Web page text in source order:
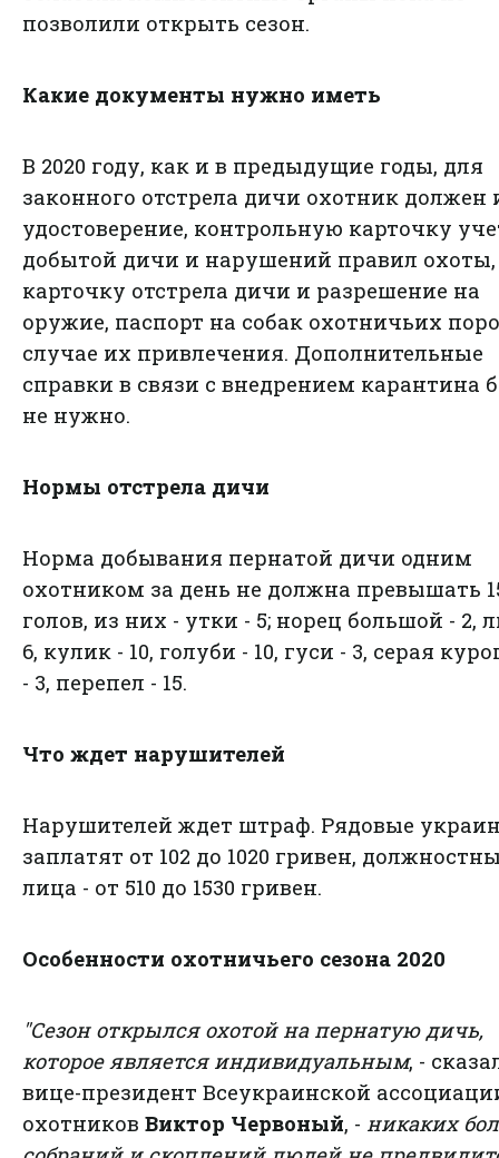
позволили открыть сезон.
Какие документы нужно иметь
В 2020 году, как и в предыдущие годы, для
законного отстрела дичи охотник должен
удостоверение, контрольную карточку
добытой дичи и нарушений правил охоты,
карточку отстрела дичи и разрешение на
оружие, паспорт на собак охотничьих
случае их привлечения. Дополнительные
справки в связи с внедрением карантина
не нужно.
Нормы отстрела дичи
Норма добывания пернатой дичи одним
охотником за день не должна превышать
голов, из них - утки - 5; норец большой - 2,
6, кулик - 10, голуби - 10, гуси - 3, серая
- 3, перепел - 15.
Что ждет нарушителей
Нарушителей ждет штраф. Рядовые
заплатят от 102 до 1020 гривен,
лица - от 510 до 1530 гривен.
Особенности охотничьего сезона 2020
"Сезон открылся охотой на пернатую дичь,
которое является индивидуальным, -
вице-президент Всеукраинской
охотников Виктор Червоный, - никаких